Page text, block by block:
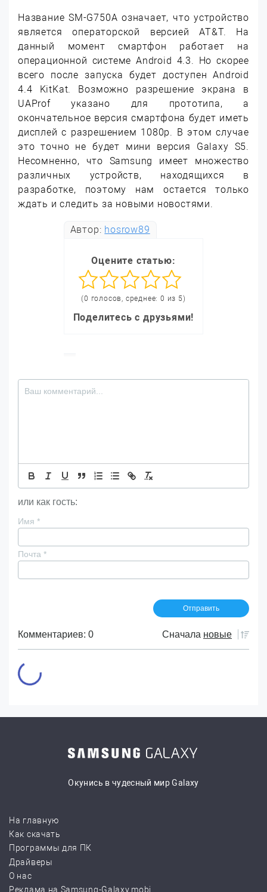
Название SM-G750A означает, что устройство
является операторской версией AT&T. На
данный момент смартфон работает на
операционной системе Android 4.3. Но скорее
всего после запуска будет доступен Android
4.4 KitKat. Возможно разрешение экрана в
UAProf указано для прототипа, а
окончательное версия смартфона будет иметь
дисплей с разрешением 1080p. В этом случае
это точно не будет мини версия Galaxy S5.
Несомненно, что Samsung имеет множество
различных устройств, находящихся в
разработке, поэтому нам остается только
ждать и следить за новыми новостями.
Автор: hosrow89
Оцените статью:
(0 голосов, среднее: 0 из 5)
Поделитесь с друзьями!
или как гость:
Имя *
Почта *
Комментариев: 0 Сначала новые
Окунись в чудесный мир Galaxy
На главную
Как скачать
Программы для ПК
Драйверы
О нас
Реклама на Samsung-Galaxy.mobi